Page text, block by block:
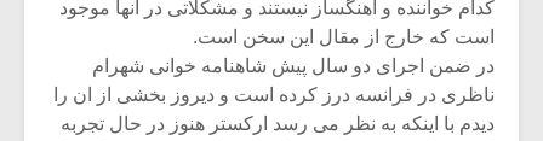
کدام خواننده و آهنگساز نیستند و مشکلاتی در آنها موجود
است که خارج از مقال این سخن است.
در ضمن اجرای دو سال پیش شاهنامه خوانی شهرام
ناظری در فرانسه درز کرده است و دیروز بخشی از ان را
دیدم با اینکه به نظر می رسد ارکستر هنوز در حال تجربه